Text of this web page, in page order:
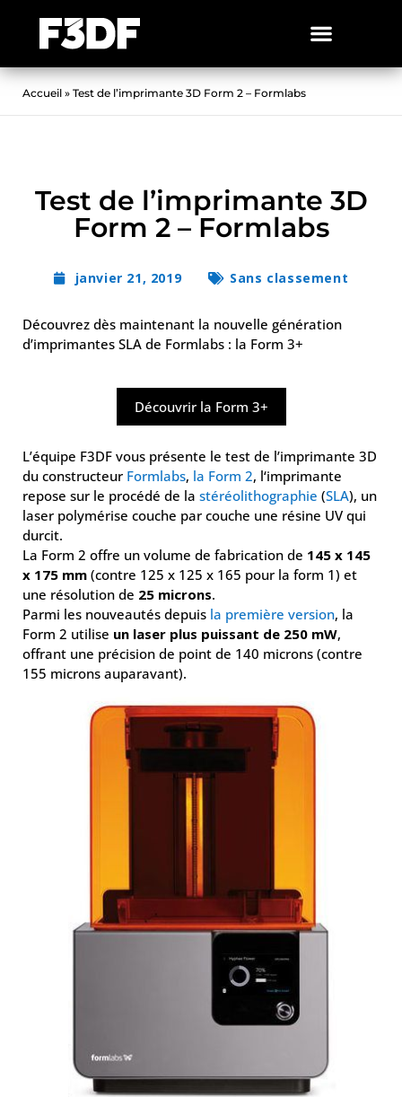
Accueil » Test de l’imprimante 3D Form 2 – Formlabs
Test de l’imprimante 3D
Form 2 – Formlabs
janvier 21, 2019 Sans classement
Découvrez dès maintenant la nouvelle génération
d’imprimantes SLA de Formlabs : la Form 3+
Découvrir la Form 3+
L’équipe F3DF vous présente le test de l’imprimante 3D
du constructeur Formlabs, la Form 2, l‘imprimante
repose sur le procédé de la stéréolithographie (SLA), un
laser polymérise couche par couche une résine UV qui
durcit.
La Form 2 offre un volume de fabrication de 145 x 145
x 175 mm (contre 125 x 125 x 165 pour la form 1) et
une résolution de 25 microns.
Parmi les nouveautés depuis la première version, la
Form 2 utilise un laser plus puissant de 250 mW,
offrant une précision de point de 140 microns (contre
155 microns auparavant).